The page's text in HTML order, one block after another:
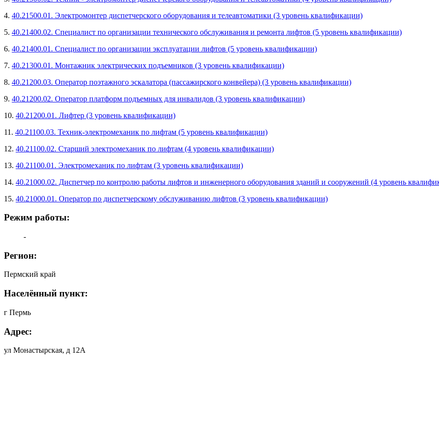
4. 40.21500.01. Электромонтер диспетчерского оборудования и телеавтоматики (3 уровень квалификации)
5. 40.21400.02. Специалист по организации технического обслуживания и ремонта лифтов (5 уровень квалификации)
6. 40.21400.01. Специалист по организации эксплуатации лифтов (5 уровень квалификации)
7. 40.21300.01. Монтажник электрических подъемников (3 уровень квалификации)
8. 40.21200.03. Оператор поэтажного эскалатора (пассажирского конвейера) (3 уровень квалификации)
9. 40.21200.02. Оператор платформ подъемных для инвалидов (3 уровень квалификации)
10. 40.21200.01. Лифтер (3 уровень квалификации)
11. 40.21100.03. Техник-электромеханик по лифтам (5 уровень квалификации)
12. 40.21100.02. Старший электромеханик по лифтам (4 уровень квалификации)
13. 40.21100.01. Электромеханик по лифтам (3 уровень квалификации)
14. 40.21000.02. Диспетчер по контролю работы лифтов и инженерного оборудования зданий и сооружений (4 уровень
15. 40.21000.01. Оператор по диспетчерскому обслуживанию лифтов (3 уровень квалификации)
Режим работы:
-
Регион:
Пермский край
Населённый пункт:
г Пермь
Адрес:
ул Монастырская, д 12А